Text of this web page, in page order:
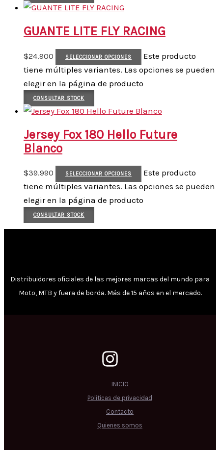
GUANTE LITE FLY RACING
$24.900 SELECCIONAR OPCIONES
Este producto
tiene múltiples variantes. Las opciones se pueden
elegir en la página de producto
CONSULTAR STOCK
Jersey Fox 180 Hello Future
Blanco
$39.990 SELECCIONAR OPCIONES
Este producto
tiene múltiples variantes. Las opciones se pueden
elegir en la página de producto
CONSULTAR STOCK
Distribuidores oficiales de las mejores marcas del mundo para
Moto, MTB y fuera de borda. Más de 15 años en el mercado.
INICIO
Politicas de privacidad
Contacto
Quienes somos